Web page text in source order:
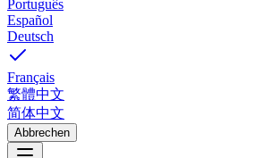
Português
Español
Deutsch
Français
繁體中文
简体中文
Abbrechen